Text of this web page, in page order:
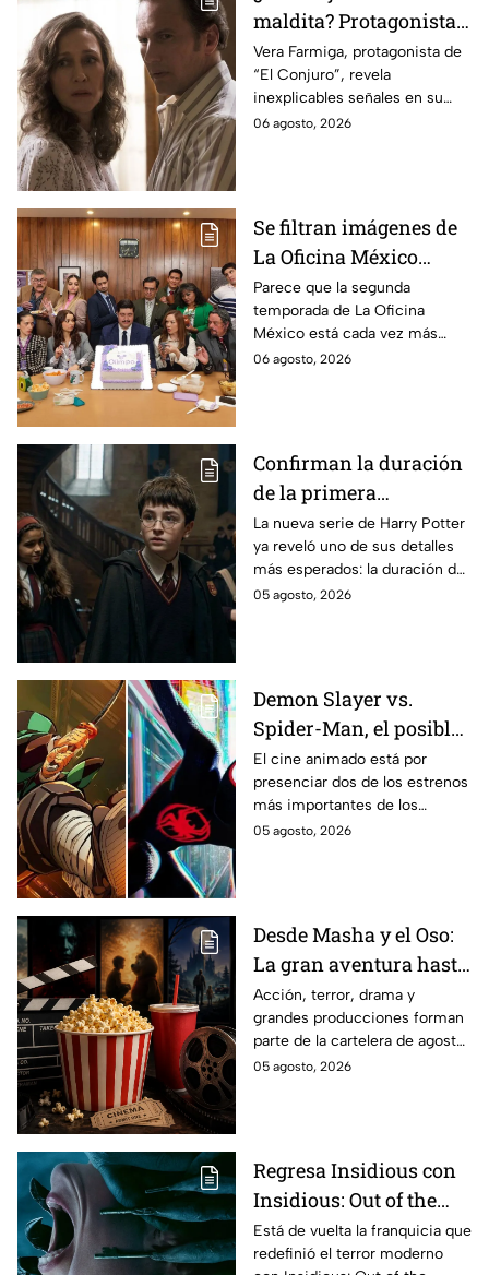
maldita? Protagonista
revela INQUIETANTES
señales en su cuerpo
durante la grabación de
la película
Vera Farmiga, protagonista de
“El Conjuro”, revela
inexplicables señales en su
cuerpo durante el rodaje de la
06 agosto, 2026
Se filtran imágenes de
La Oficina México
temporada 2 y un
detalle desata teorías
entre los fans
Parece que la segunda
temporada de La Oficina
México está cada vez más
cerca, pues el elenco ya se
06 agosto, 2026
Confirman la duración
de la primera
temporada de Harry
Potter y emocionará a
los fans de los libros
La nueva serie de Harry Potter
ya reveló uno de sus detalles
más esperados: la duración de
la primera temporada basada
05 agosto, 2026
Demon Slayer vs.
Spider-Man, el posible
gran enfrentamiento
en taquilla del 2027
El cine animado está por
presenciar dos de los estrenos
más importantes de los
últimos años.
05 agosto, 2026
Desde Masha y el Oso:
La gran aventura hasta
El Final de la Calle Oak
con Anne Hathaway.
Esta es la lista
completa de los
México
Acción, terror, drama y
grandes producciones forman
parte de la cartelera de agosto
en México.
05 agosto, 2026
Regresa Insidious con
Insidious: Out of the
Further; esto revela el
aterrador primer tráiler
Está de vuelta la franquicia que
redefinió el terror moderno